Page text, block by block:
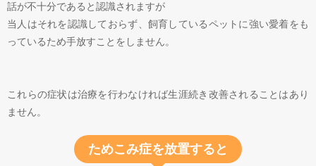
話が不十分であると認識されますが
当人はそれを認識しておらず、飼育しているペットに強い愛着をも
っているため手放すことをしません。
これらの症状は治療を行わなければ生涯続き改善されることはあり
ません。
ためこみ症を放置すると